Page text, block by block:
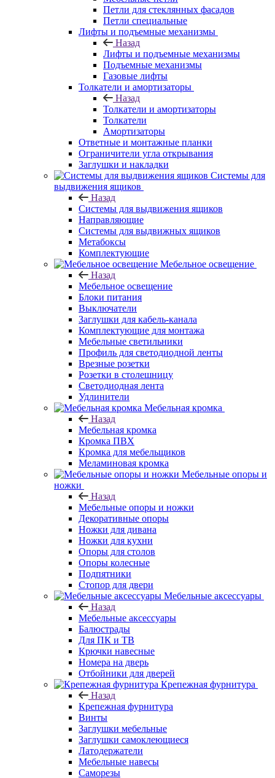
Петли для стеклянных фасадов
Петли специальные
Лифты и подъемные механизмы
Назад
Лифты и подъемные механизмы
Подъемные механизмы
Газовые лифты
Толкатели и амортизаторы
Назад
Толкатели и амортизаторы
Толкатели
Амортизаторы
Ответные и монтажные планки
Ограничители угла открывания
Заглушки и накладки
Системы для
выдвижения ящиков
Назад
Системы для выдвижения ящиков
Направляющие
Системы для выдвижных ящиков
Метабоксы
Комплектующие
Мебельное освещение
Назад
Мебельное освещение
Блоки питания
Выключатели
Заглушки для кабель-канала
Комплектующие для монтажа
Мебельные светильники
Профиль для светодиодной ленты
Врезные розетки
Розетки в столешницу
Светодиодная лента
Удлинители
Мебельная кромка
Назад
Мебельная кромка
Кромка ПВХ
Кромка для мебельщиков
Меламиновая кромка
Мебельные опоры и
ножки
Назад
Мебельные опоры и ножки
Декоративные опоры
Ножки для дивана
Ножки для кухни
Опоры для столов
Опоры колесные
Подпятники
Стопор для двери
Мебельные аксессуары
Назад
Мебельные аксессуары
Балюстрады
Для ПК и ТВ
Крючки навесные
Номера на дверь
Отбойники для дверей
Крепежная фурнитура
Назад
Крепежная фурнитура
Винты
Заглушки мебельные
Заглушки самоклеющиеся
Латодержатели
Мебельные навесы
Саморезы